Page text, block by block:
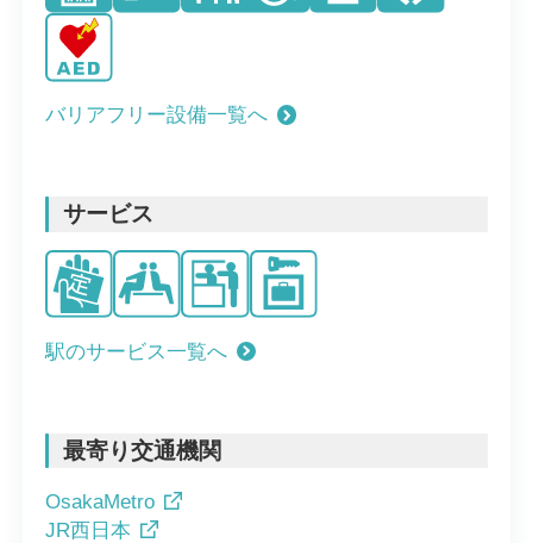
バリアフリー設備一覧へ
サービス
駅のサービス一覧へ
最寄り交通機関
OsakaMetro
JR西日本